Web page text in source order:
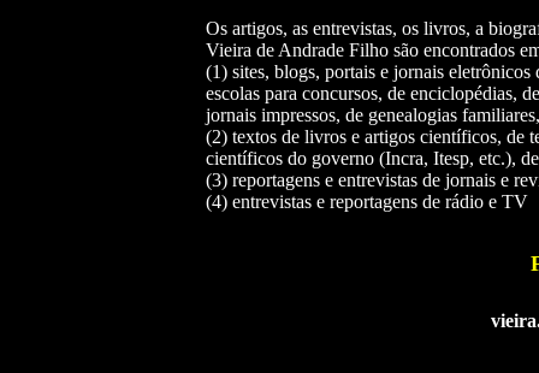
Os artigos, as entrevistas, os livros, a
Vieira de Andrade Filho são encontrados
(1) sites, blogs, portais e jornais eletrônicos
escolas para concursos, de enciclopédias,
jornais impressos, de genealogias
(2) textos de livros e artigos científicos, de
científicos do governo (Incra, Itesp, etc.),
(3) reportagens e entrevistas de jornais e
(4) entrevistas e reportagens de rádio e TV